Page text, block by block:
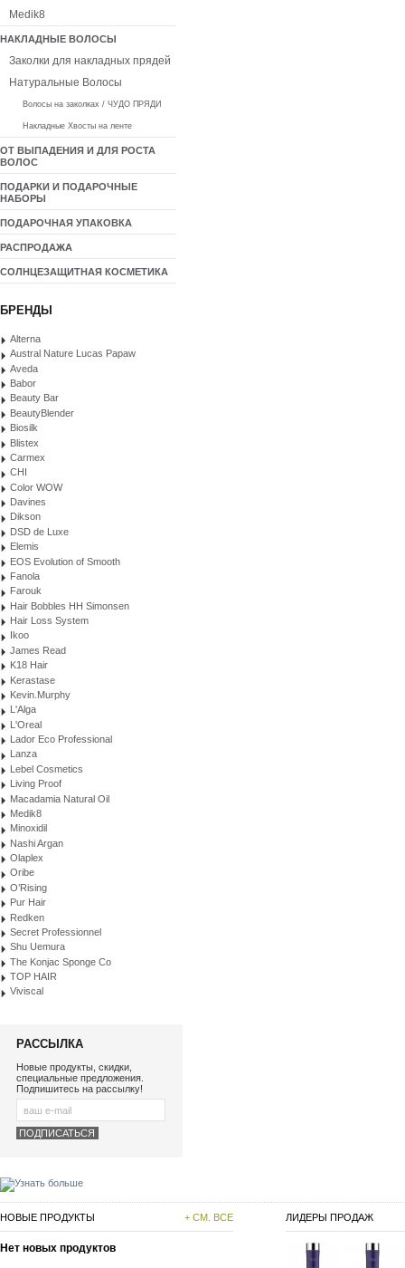
Medik8
НАКЛАДНЫЕ ВОЛОСЫ
Заколки для накладных прядей
Натуральные Волосы
Волосы на заколках / ЧУДО ПРЯДИ
Накладные Хвосты на ленте
ОТ ВЫПАДЕНИЯ И ДЛЯ РОСТА
ВОЛОС
ПОДАРКИ И ПОДАРОЧНЫЕ
НАБОРЫ
ПОДАРОЧНАЯ УПАКОВКА
РАСПРОДАЖА
СОЛНЦЕЗАЩИТНАЯ КОСМЕТИКА
БРЕНДЫ
Alterna
Austral Nature Lucas Papaw
Aveda
Babor
Beauty Bar
BeautyBlender
Biosilk
Blistex
Carmex
CHI
Color WOW
Davines
Dikson
DSD de Luxe
Elemis
EOS Evolution of Smooth
Fanola
Farouk
Hair Bobbles HH Simonsen
Hair Loss System
Ikoo
James Read
K18 Hair
Kerastase
Kevin.Murphy
L'Alga
L'Oreal
Lador Eco Professional
Lanza
Lebel Cosmetics
Living Proof
Macadamia Natural Oil
Medik8
Minoxidil
Nashi Argan
Olaplex
Oribe
O’Rising
Pur Hair
Redken
Secret Professionnel
Shu Uemura
The Konjac Sponge Co
TOP HAIR
Viviscal
РАССЫЛКА
Новые продукты, скидки,
специальные предложения.
Подпишитесь на рассылку!
НОВЫЕ ПРОДУКТЫ + СМ. ВСЕ
Нет новых продуктов
ЛИДЕРЫ ПРОДАЖ